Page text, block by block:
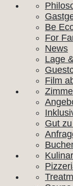
Be
For
News
Lage
Film
Gut